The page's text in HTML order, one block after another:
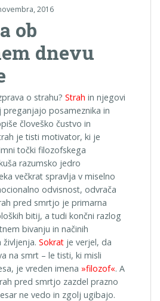
2016
ob
dnevu
o strahu? Strah in njegovi
posameznika in
človeško čustvo in
je tisti motivator, ki je
točki filozofskega
razumsko jedro
večkrat spravlja v miselno
odvisnost, odvrača
pred smrtjo je primarna
bitij, a tudi končni razlog
bivanju in načinih
Sokrat je verjel, da
na smrt – le tisti, ki misli
je vreden imena »filozof«. A
pred smrtjo zazdel prazno
ne vedo in zgolj ugibajo.